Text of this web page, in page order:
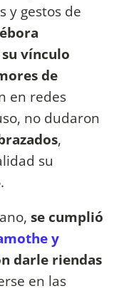
y gestos de
vínculo
de
en redes
no dudaron
,
su
se cumplió
y
darle riendas
en las